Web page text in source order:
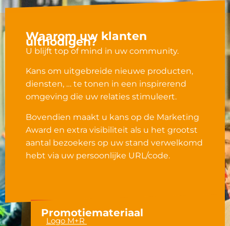
Waarom uw klanten
uitnodigen?
U blijft top of mind in uw community.
Kans om uitgebreide nieuwe producten,
diensten, … te tonen in een inspirerend
omgeving die uw relaties stimuleert.
Bovendien maakt u kans op de Marketing
Award en extra visibiliteit als u het grootst
aantal bezoekers op uw stand verwelkomd
hebt via uw persoonlijke URL/code.
Promotiemateriaal
Logo M+R